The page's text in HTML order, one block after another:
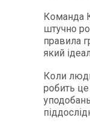
Команда
штучно
правила
який
Коли
робить